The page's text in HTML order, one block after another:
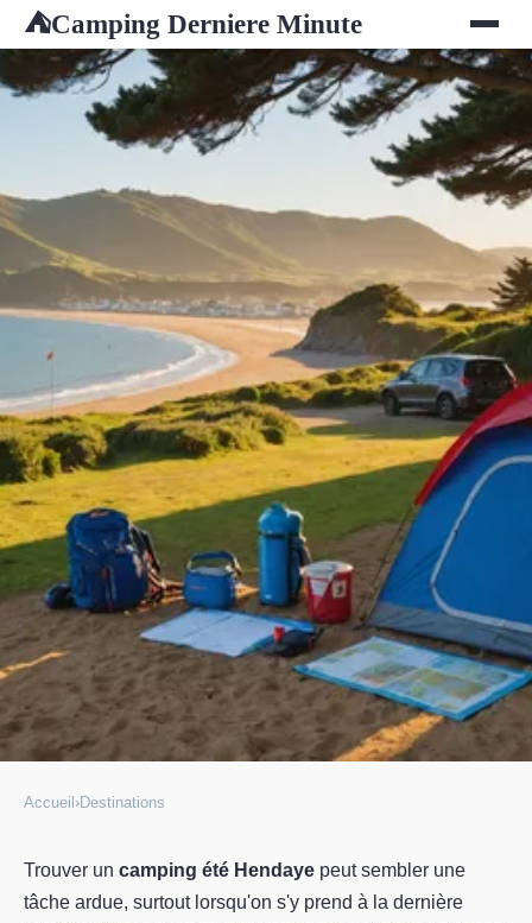
⛺Camping Derniere Minute
Comment trouver un camping à
Accueil ›Destinations
Trouver un camping été Hendaye peut sembler une
tâche ardue, surtout lorsqu'on s'y prend à la dernière